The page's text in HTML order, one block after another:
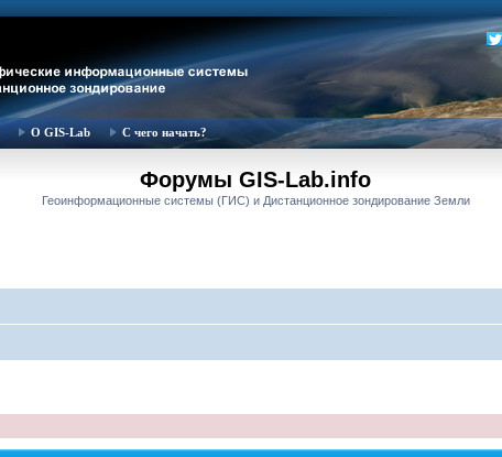
О GIS-Lab С чего начать?
Форумы GIS-Lab.info
Геоинформационные системы (ГИС) и Дистанционное зондирование Земли